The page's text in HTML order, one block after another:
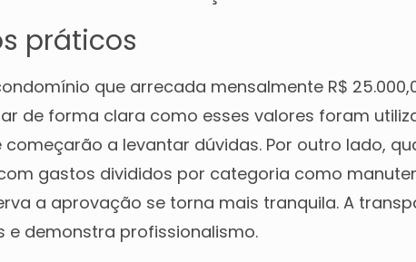
práticos
que arrecada mensalmente R$
de forma clara como esses valores foram
a levantar dúvidas. Por outro lado,
gastos divididos por categoria como
a aprovação se torna mais tranquila. A
e demonstra profissionalismo.